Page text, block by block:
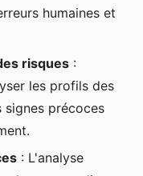
humaines et
risques :
les profils des
précoces
: L'analyse